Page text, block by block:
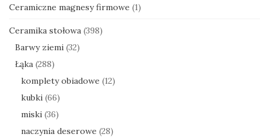
Ceramiczne magnesy firmowe (1)
Ceramika stołowa (398)
Barwy ziemi (32)
Łąka (288)
komplety obiadowe (12)
kubki (66)
miski (36)
naczynia deserowe (28)